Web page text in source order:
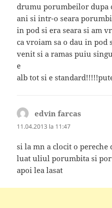
drumu porumbeilor dupa
ani si intr-o seara
in pod si era seara si am
ca vroiam sa o dau in pod
venit si a ramas puiu
e
alb tot si e
edvin farcas
11.04.2013 la 11:47
si la mn a clocit o pereche
luat uliul porumbita si
apoi lea lasat